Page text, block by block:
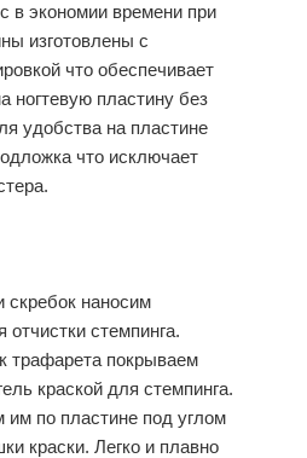
в экономии времени при
изготовлены с
что обеспечивает
ногтевую пластину без
удобства на пластине
что исключает
наносим
стемпинга.
трафарета покрываем
краской для стемпинга.
им по пластине под углом
краски. Легко и плавно